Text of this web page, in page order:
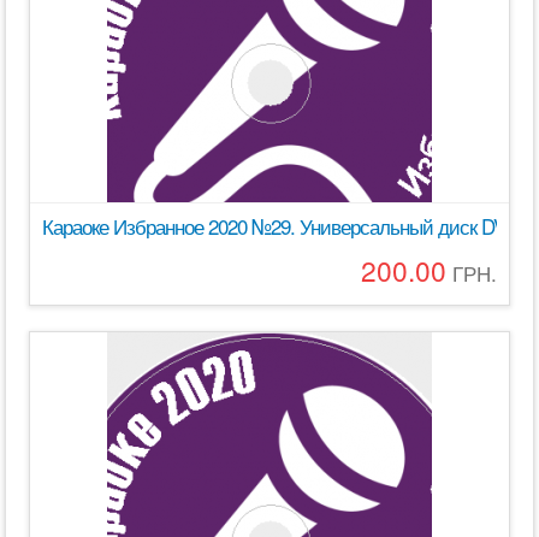
Караоке Избранное 2020 №29. Универсальный диск DVD
200.00 ГРН.